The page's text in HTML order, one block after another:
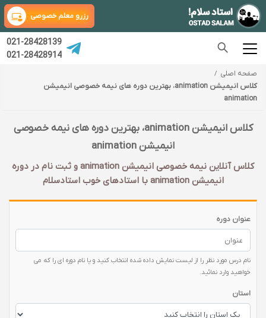
رزرو معلم خصوصی
021-28428139
021-28428914
صفحه اصلی
کلاس انیمیشن animation، بهترین دوره های نیمه خصوصی انیمیشن
animation
کلاس انیمیشن animation، بهترین دوره های نیمه خصوصی
انیمیشن animation
کلاس آنلاین نیمه خصوصی انیمیشن animation و ثبت نام در دوره
انیمیشن animation با‌ استادهای خوب استادسلام
عنوان دوره
نام درس مورد نظر را از لیست نمایش داده شده انتخاب کنید و یا نام دوره ای را که می
خواهید وارد نمائید.
استان